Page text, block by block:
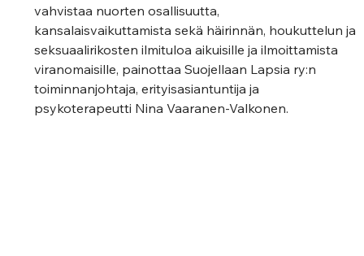
vahvistaa nuorten osallisuutta,
kansalaisvaikuttamista sekä häirinnän, houkuttelun ja
seksuaalirikosten ilmituloa aikuisille ja ilmoittamista
viranomaisille, painottaa Suojellaan Lapsia ry:n
toiminnanjohtaja, erityisasiantuntija ja
psykoterapeutti Nina Vaaranen-Valkonen.